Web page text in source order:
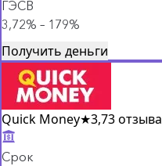
ГЭСВ
3,72% – 179%
Получить деньги
Quick Money★3,73 отзыва
Срок